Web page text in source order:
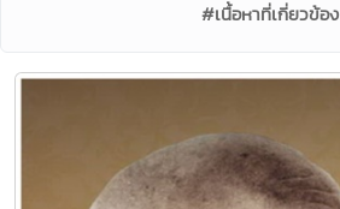
#เนื้อหาที่เกี่ยวข้อง